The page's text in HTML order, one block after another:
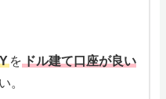
をドル建て口座が良い
。